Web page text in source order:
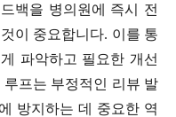
백을 병의원에 즉시 전
이 중요합니다. 이를 통
파악하고 필요한 개선
프는 부정적인 리뷰 발
방지하는 데 중요한 역